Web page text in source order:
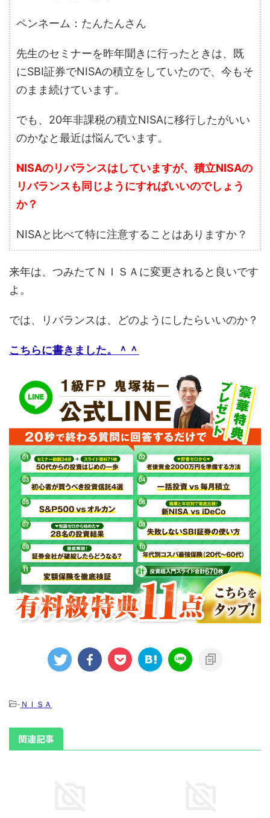
ペンネーム：たんたんさん
先生のセミナーを昨年聞きに行ったときは、既
にSBI証券でNISAの積立をしていたので、今もそ
のまま続けています。
でも、20年非課税の積立NISAに移行したがいい
のかなと最近は悩んでいます。
NISAのリバランスはしていますが、積立NISAの
リバランスも同じようにすればいいのでしょう
か？
NISAと比べて特に注意することはありますか？
来年は、つみたてＮＩＳＡに変更されると良いです
よ。
では、リバランスは、どのようにしたらいいのか？
こちらに書きました。＾＾
- ＮＩＳＡ
関連記事